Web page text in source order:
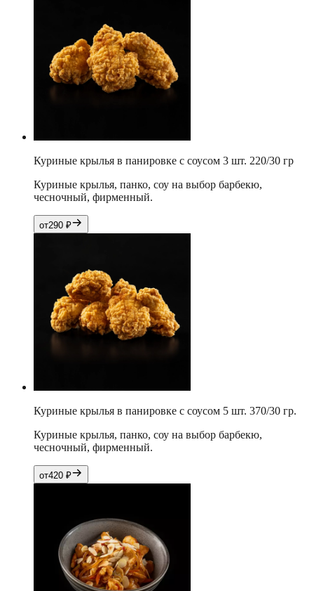
Куриные крылья в панировке с соусом 3 шт. 220/30 гр
Куриные крылья, панко, соу на выбор барбекю,
чесночный, фирменный.
от290 ₽
Куриные крылья в панировке с соусом 5 шт. 370/30 гр.
Куриные крылья, панко, соу на выбор барбекю,
чесночный, фирменный.
от420 ₽